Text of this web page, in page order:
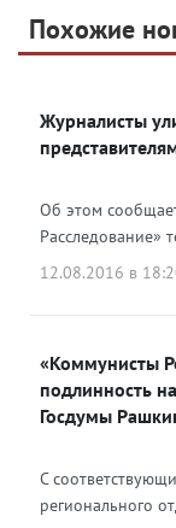
Telegram
Похожие
Журналисты
Об этом
Расследование»
12.08.2016 в
«Коммунисты
подлинность
Госдумы
С
регионального